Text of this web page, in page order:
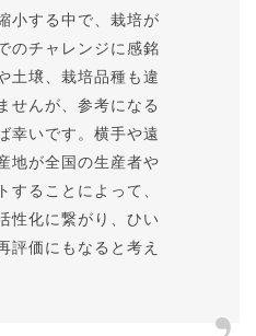
小する中で、栽培が
のチャレンジに感銘
土壌、栽培品種も違
せんが、参考になる
幸いです。横手や遠
地が全国の生産者や
することによって、
性化に繋がり、ひい
評価にもなると考え